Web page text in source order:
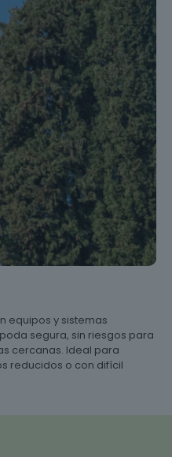
equipos y sistemas
segura, sin riesgos para
cercanas. Ideal para
reducidos o con difícil